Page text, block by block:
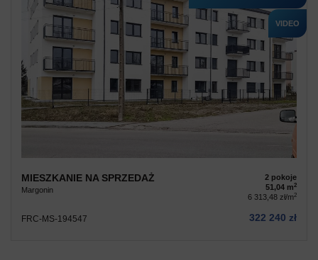
VIDEO
MIESZKANIE NA SPRZEDAŻ
Margonin
2 pokoje
51,04 m2
6 313,48 zł/m2
FRC-MS-194547 322 240 zł